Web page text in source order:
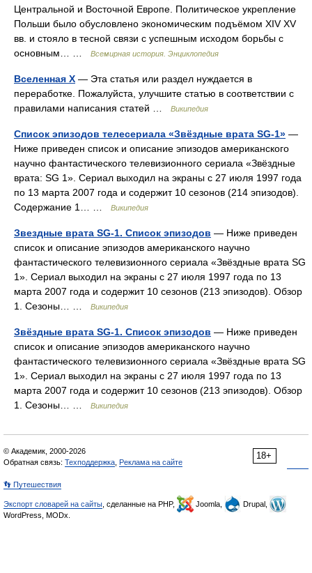
Центральной и Восточной Европе. Политическое укрепление
Польши было обусловлено экономическим подъёмом XIV XV
вв. и стояло в тесной связи с успешным исходом борьбы с
основным… …
Всемирная история. Энциклопедия
Вселенная X — Эта статья или раздел нуждается в
переработке. Пожалуйста, улучшите статью в соответствии с
правилами написания статей …
Википедия
Список эпизодов телесериала «Звёздные врата SG-1» —
Ниже приведен список и описание эпизодов американского
научно фантастического телевизионного сериала «Звёздные
врата: SG 1». Сериал выходил на экраны с 27 июля 1997 года
по 13 марта 2007 года и содержит 10 сезонов (214 эпизодов).
Содержание 1… …
Википедия
Звездные врата SG-1. Список эпизодов — Ниже приведен
список и описание эпизодов американского научно
фантастического телевизионного сериала «Звёздные врата SG
1». Сериал выходил на экраны с 27 июля 1997 года по 13
марта 2007 года и содержит 10 сезонов (213 эпизодов). Обзор
1. Сезоны… …
Википедия
Звёздные врата SG-1. Список эпизодов — Ниже приведен
список и описание эпизодов американского научно
фантастического телевизионного сериала «Звёздные врата SG
1». Сериал выходил на экраны с 27 июля 1997 года по 13
марта 2007 года и содержит 10 сезонов (213 эпизодов). Обзор
1. Сезоны… …
Википедия
18+
© Академик, 2000-2026
Обратная связь: Техподдержка Реклама на сайте
👣 Путешествия
Экспорт словарей на сайты , сделанные на PHP, Joomla,
Drupal,
WordPress, MODx.